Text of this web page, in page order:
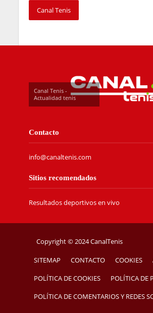
Canal Tenis
Canal Tenis -
Actualidad tenis
Contacto
info@canaltenis.com
Sitios recomendados
Resultados deportivos en vivo
Copyright © 2024 CanalTenis
SITEMAP CONTACTO COOKIES
POLÍTICA DE COOKIES POLÍTICA DE
POLÍTICA DE COMENTARIOS Y REDES